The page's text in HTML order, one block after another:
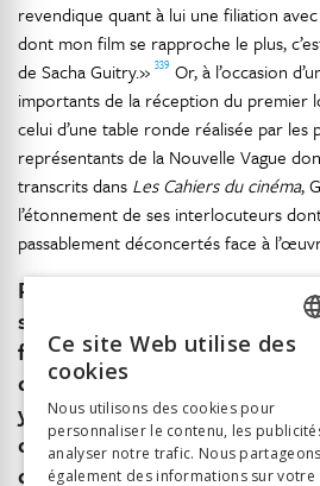
revendique quant à lui une filiation
dont mon film se rapproche le plus,
de Sacha Guitry.» 339 Or, à l’occasion
importants de la réception du premier
celui d’une table ronde réalisée par les
représentants de la Nouvelle Vague
transcrits dans Les Cahiers du cinéma,
l’étonnement de ses interlocuteurs
passablement déconcertés face à
Pierre Kast: «Cette alliance
son scénario est si évidente
film ont aussitôt vu que
qu’il fallait attaquer: oui, le
y a ce texte si littéraire, si peu
cinématographique, etc. En
du tout comment il est
Ce site Web utilise des
cookies
Nous utilisons des cookies pour
personnaliser le contenu, les
analyser notre trafic. Nous partageons
également des informations sur votre